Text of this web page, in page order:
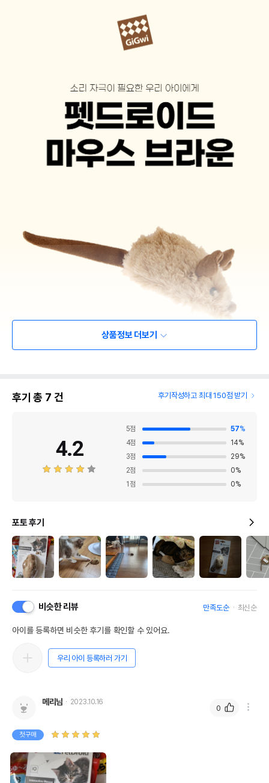
상품정보 더보기
후기 총 7 건 후기작성하고 최대 150점 받기
4.2
5점 57%
4점 14%
3점 29%
2점 0%
1 점 0%
포토 후기
비슷한 리뷰 만족도순 최신순
아이를 등록하면 비슷한 후기를 확인할 수 있어요.
우리 아이 등록하러 가기
메리님 2023.10.16
첫구매
0